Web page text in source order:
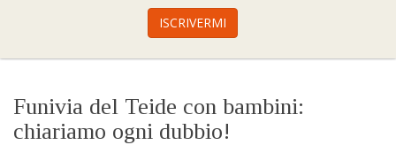
Funivia del Teide con bambini:
chiariamo ogni dubbio!